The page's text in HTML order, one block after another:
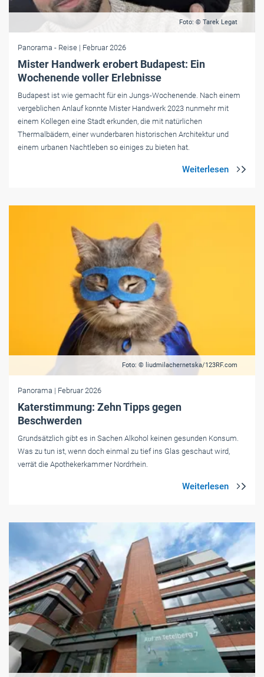
Foto: © Tarek Legat
Panorama - Reise | Februar 2026
Mister Handwerk erobert Budapest: Ein
Wochenende voller Erlebnisse
Budapest ist wie gemacht für ein Jungs-Wochenende. Nach einem
vergeblichen Anlauf konnte Mister Handwerk 2023 nunmehr mit
einem Kollegen eine Stadt erkunden, die mit natürlichen
Thermalbädern, einer wunderbaren historischen Architektur und
einem urbanen Nachtleben so einiges zu bieten hat.
Foto: © liudmilachernetska/123RF.com
Panorama | Februar 2026
Katerstimmung: Zehn Tipps gegen
Beschwerden
Grundsätzlich gibt es in Sachen Alkohol keinen gesunden Konsum.
Was zu tun ist, wenn doch einmal zu tief ins Glas geschaut wird,
verrät die Apothekerkammer Nordrhein.